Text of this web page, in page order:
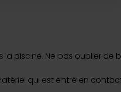
relatives aux médias
de notre site avec nos
d'autres informations que
piscine. Ne pas oublier de
qui est entré en